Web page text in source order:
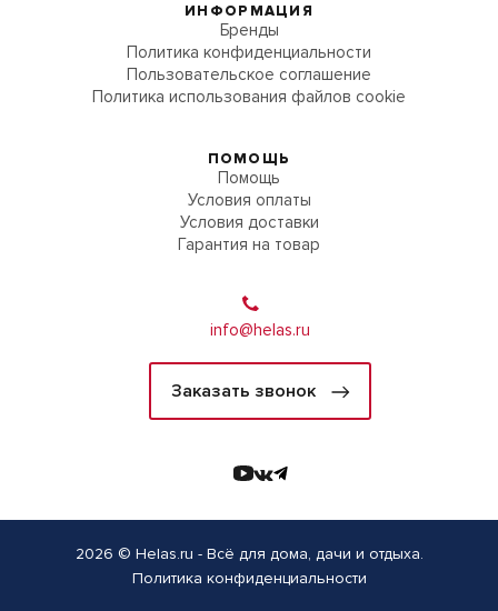
ИНФОРМАЦИЯ
Бренды
Политика конфиденциальности
Пользовательское соглашение
Политика использования файлов cookie
ПОМОЩЬ
Помощь
Условия оплаты
Условия доставки
Гарантия на товар
info@helas.ru
Заказать звонок
2026 © Helas.ru - Всё для дома, дачи и отдыха.
Политика конфиденциальности